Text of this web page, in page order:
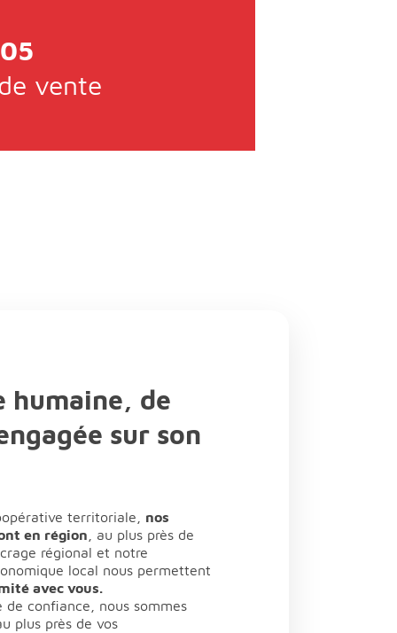
vente
humaine, de
sur son
territoriale, nos
en région , au plus près de
régional et notre
local nous permettent
avec vous.
confiance, nous sommes
plus près de vos